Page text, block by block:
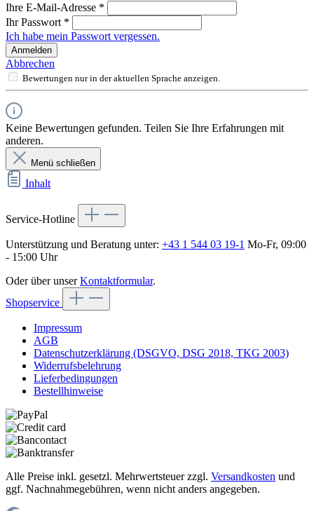
Ihre E-Mail-Adresse *
Ihr Passwort *
Ich habe mein Passwort vergessen.
Anmelden
Abbrechen
Bewertungen nur in der aktuellen Sprache anzeigen.
Keine Bewertungen gefunden. Teilen Sie Ihre Erfahrungen mit
anderen.
Menü schließen
Inhalt
Service-Hotline
Unterstützung und Beratung unter: +43 1 544 03 19-1 Mo-Fr, 09:00
- 15:00 Uhr
Oder über unserKontaktformular.
Shopservice
Impressum
AGB
Datenschutzerklärung (DSGVO, DSG 2018, TKG 2003)
Widerrufsbelehrung
Lieferbedingungen
Bestellhinweise
Alle Preise inkl. gesetzl. Mehrwertsteuer zzgl. Versandkosten und
ggf. Nachnahmegebühren, wenn nicht anders angegeben.